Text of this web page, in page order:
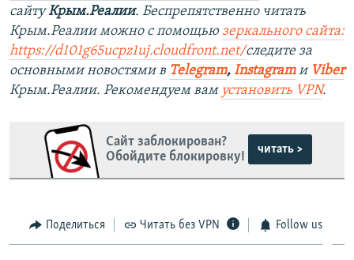
сайтуКрым.Реалии. Беспрепятственно читать
Крым.Реалии можно с помощью зеркального сайта:
https://d101g65ucpz1uj.cloudfront.net/следите за
основными новостями в Telegram, Instagram и Viber
Крым.Реалии. Рекомендуем вам установить VPN.
Сайт заблокирован?
Обойдите блокировку!
читать >
Поделиться Читать без VPN Follow us